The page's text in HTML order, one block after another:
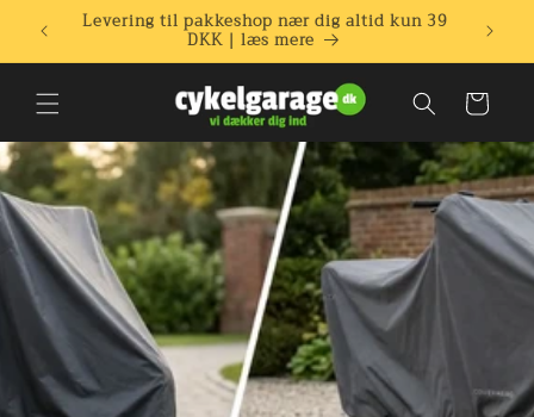
indhold
Specialist i covers og overtræk til cykler,
ladcykler og motorcykler.
Indkøbskurv